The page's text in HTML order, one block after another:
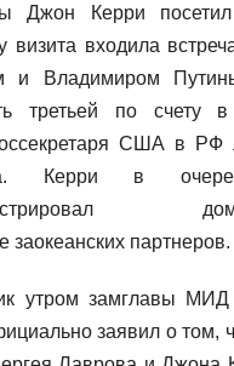
Джон Керри
визита входила
и Владимиром
третьей по счету
США в РФ
Керри в
заокеанских партнеров.
утром замглавы
заявил о том,